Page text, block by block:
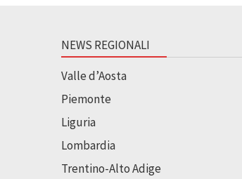
NEWS REGIONALI
Valle d’Aosta
Piemonte
Liguria
Lombardia
Trentino-Alto Adige